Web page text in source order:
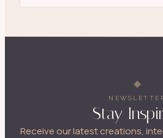
Stay
Receive our latest creations,